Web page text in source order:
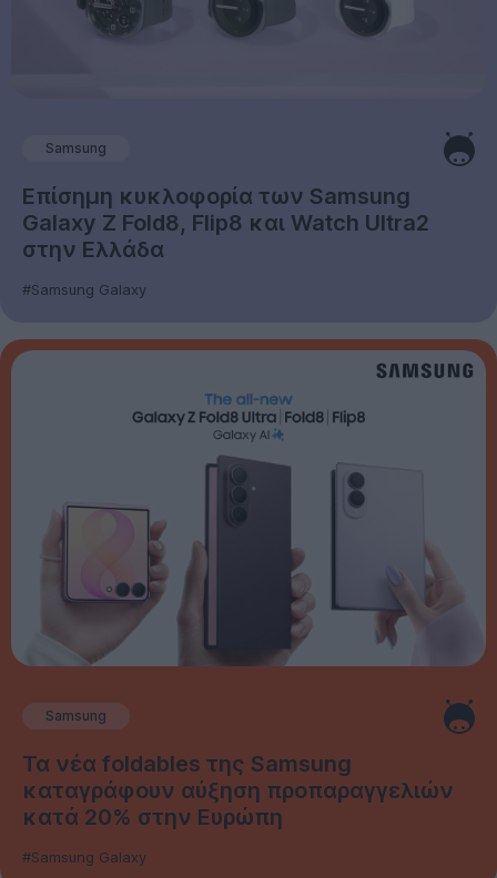
Samsung
Επίσημη κυκλοφορία των Samsung
Galaxy Z Fold8, Flip8 και Watch Ultra2
στην Ελλάδα
#Samsung Galaxy
Samsung
Τα νέα foldables της Samsung
καταγράφουν αύξηση προπαραγγελιών
κατά 20% στην Ευρώπη
#Samsung Galaxy